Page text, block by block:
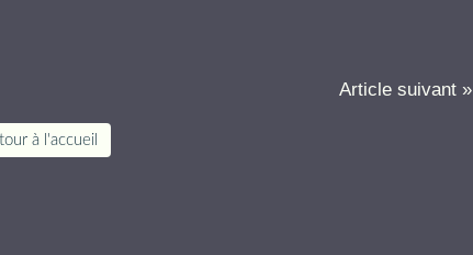
Article suivant »
à l'accueil